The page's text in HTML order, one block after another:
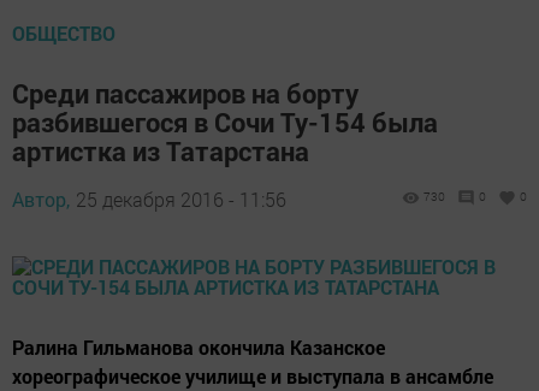
ОБЩЕСТВО
Среди пассажиров на борту
разбившегося в Сочи Ту-154 была
артистка из Татарстана
Автор, 25 декабря 2016 - 11:56 730 0 0
Ралина Гильманова окончила Казанское
хореографическое училище и выступала в ансамбле